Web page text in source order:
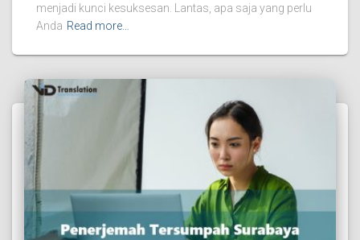
menjadi kunci kesuksesan. Lantas, apa saja yang perlu
Anda Read more…